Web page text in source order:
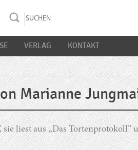
VERLAG KONTAKT
Marianne
liest aus „Das Tortenprotokoll”